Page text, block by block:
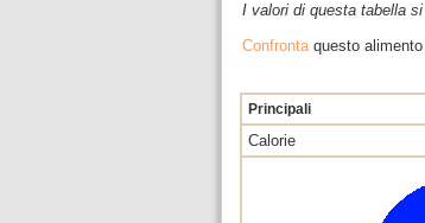
I valori di questa tabella
Confrontaquesto
Principali
Calorie